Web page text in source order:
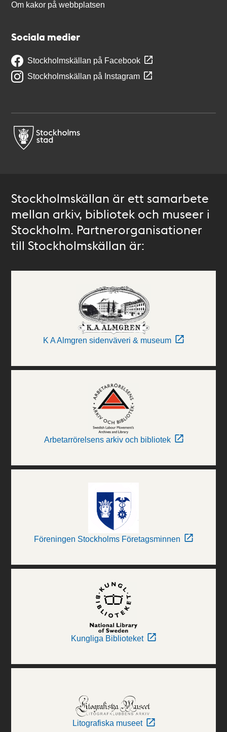
Om kakor på webbplatsen
Sociala medier
Stockholmskällan på Facebook
Stockholmskällan på Instagram
Stockholmskällan är ett samarbete
mellan arkiv, bibliotek och museer i
Stockholm. Partnerorganisationer
till Stockholmskällan är:
K A Almgren sidenväveri & museum
Arbetarrörelsens arkiv och bibliotek
Föreningen Stockholms Företagsminnen
Kungliga Biblioteket
Litografiska museet